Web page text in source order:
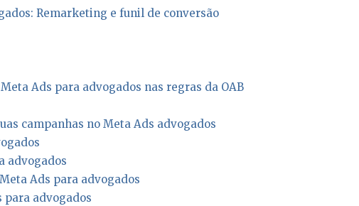
Remarketing e funil de conversão
Ads para advogados nas regras da OAB
campanhas no Meta Ads advogados
advogados
Ads para advogados
para advogados